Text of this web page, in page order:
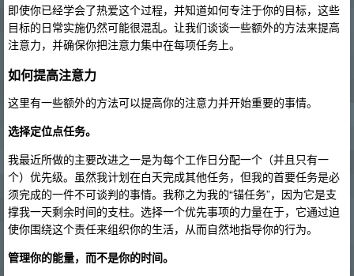
即使你已经学会了热爱这个过程，并知道如何专注于你的目标，这些
目标的日常实施仍然可能很混乱。让我们谈谈一些额外的方法来提高
注意力，并确保你把注意力集中在每项任务上。
如何提高注意力
这里有一些额外的方法可以提高你的注意力并开始重要的事情。
选择定位点任务。
我最近所做的主要改进之一是为每个工作日分配一个（并且只有一
个）优先级。虽然我计划在白天完成其他任务，但我的首要任务是必
须完成的一件不可谈判的事情。我称之为我的“锚任务”，因为它是支
撑我一天剩余时间的支柱。选择一个优先事项的力量在于，它通过迫
使你围绕这个责任来组织你的生活，从而自然地指导你的行为。
管理你的能量，而不是你的时间。